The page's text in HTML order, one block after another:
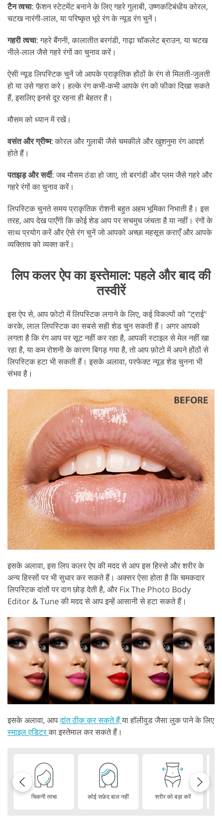
टैन त्वचा: फ़ैशन स्टेटमेंट बनाने के लिए गहरे गुलाबी, उष्णकटिबंधीय कोरल,
चटख नारंगी-लाल, या परिष्कृत भूरे रंग के न्यूड रंग चुनें।
गहरी त्वचा: गहरे बैंगनी, कालातीत बरगंडी, गाढ़ा चॉकलेट ब्राउन, या चटख
नीले-लाल जैसे गहरे रंगों का चुनाव करें।
ऐसी न्यूड लिपस्टिक चुनें जो आपके प्राकृतिक होंठों के रंग से मिलती-जुलती
हो या उसे गहरा करे। हल्के रंग कभी-कभी आपके रंग को फीका दिखा सकते
हैं, इसलिए इनसे दूर रहना ही बेहतर है।
मौसम को ध्यान में रखें।
वसंत और ग्रीष्म: कोरल और गुलाबी जैसे चमकीले और खुशनुमा रंग आदर्श
होते हैं।
पतझड़ और सर्दी: जब मौसम ठंडा हो जाए, तो बरगंडी और प्लम जैसे गहरे और
गहरे रंगों का चुनाव करें।
लिपस्टिक चुनते समय प्राकृतिक रोशनी बहुत अहम भूमिका निभाती है। इस
तरह, आप देख पाएँगी कि कोई शेड आप पर सचमुच जंचता है या नहीं। रंगों के
साथ प्रयोग करें और ऐसे रंग चुनें जो आपको अच्छा महसूस कराएँ और आपके
व्यक्तित्व को व्यक्त करें।
लिप कलर ऐप का इस्तेमाल: पहले और बाद की
तस्वीरें
इस ऐप से, आप फ़ोटो में लिपस्टिक लगाने के लिए, कई विकल्पों को "ट्राई"
करके, लाल लिपस्टिक का सबसे सही शेड चुन सकती हैं। अगर आपको
लगता है कि रंग आप पर सूट नहीं कर रहा है, आपकी स्टाइल से मेल नहीं खा
रहा है, या कम रोशनी के कारण बिगड़ गया है, तो आप फ़ोटो में अपने होंठों से
लिपस्टिक हटा भी सकती हैं। इसके अलावा, परफेक्ट न्यूड शेड चुनना भी
संभव है।
इसके अलावा, इस लिप कलर ऐप की मदद से आप इस हिस्से और शरीर के
अन्य हिस्सों पर भी सुधार कर सकते हैं। अक्सर ऐसा होता है कि चमकदार
लिपस्टिक दांतों पर दाग छोड़ देती है, और Fix The Photo Body
Editor & Tune की मदद से आप इन्हें आसानी से हटा सकते हैं।
इसके अलावा, आपदांत ठीक कर सकते हैंया हॉलीवुड जैसा लुक पाने के लिए
स्माइल एडिटरका इस्तेमाल कर सकते हैं।
चिकनी त्वचा कोई सफ़ेद बाल नहीं शरीर को बड़ा करें